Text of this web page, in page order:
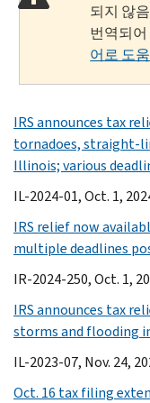
되지 않
번역되
어로 도
IRS announces tax
tornadoes, straight-
Illinois; various
IL-2024-01, Oct. 1,
IRS relief now
multiple deadlines
IR-2024-250, Oct. 1,
IRS announces tax
storms and flooding
IL-2023-07, Nov. 24,
Oct. 16 tax filing